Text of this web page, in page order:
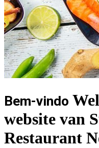
Bem-vindo
website van
Restaurant